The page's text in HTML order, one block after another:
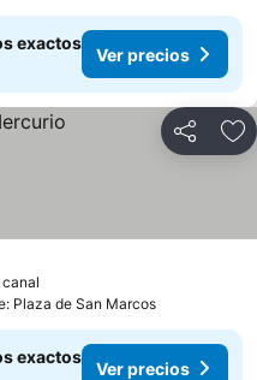
exactos
Ver precios
Compartir
Plaza de San Marcos
exactos
Ver precios